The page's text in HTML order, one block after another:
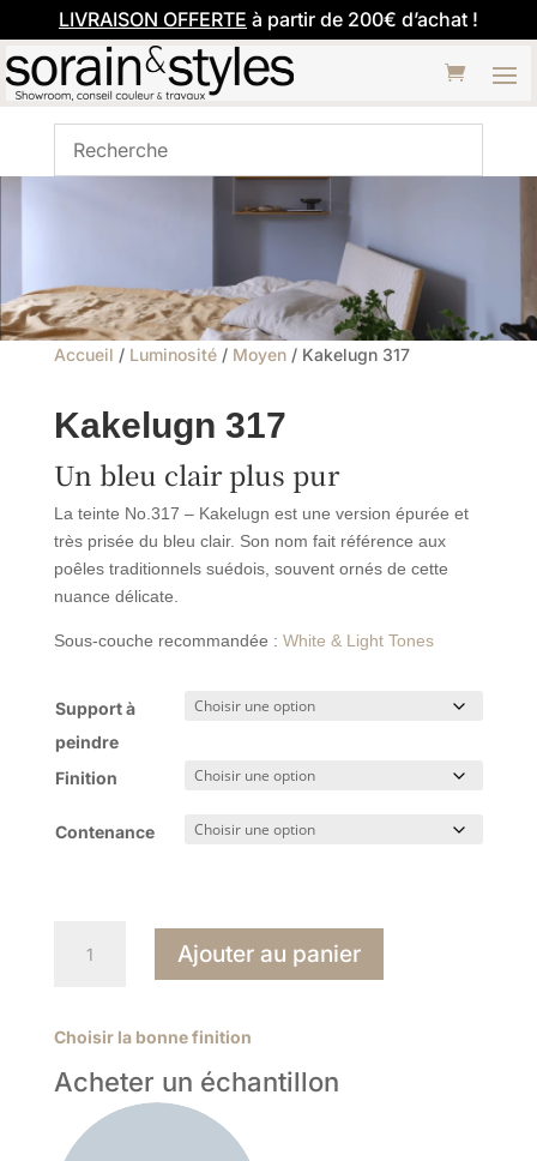
LIVRAISON OFFERTE à partir de 200€ d’achat !
Accueil / Luminosité/ Moyen/ Kakelugn 317
Kakelugn 317
Un bleu clair plus pur
La teinte No.317 – Kakelugn est une version épurée et
très prisée du bleu clair. Son nom fait référence aux
poêles traditionnels suédois, souvent ornés de cette
nuance délicate.
Sous-couche recommandée : White & Light Tones
Support à
peindre
Finition
Contenance
Ajouter au panier
Choisir la bonne finition
Acheter un échantillon